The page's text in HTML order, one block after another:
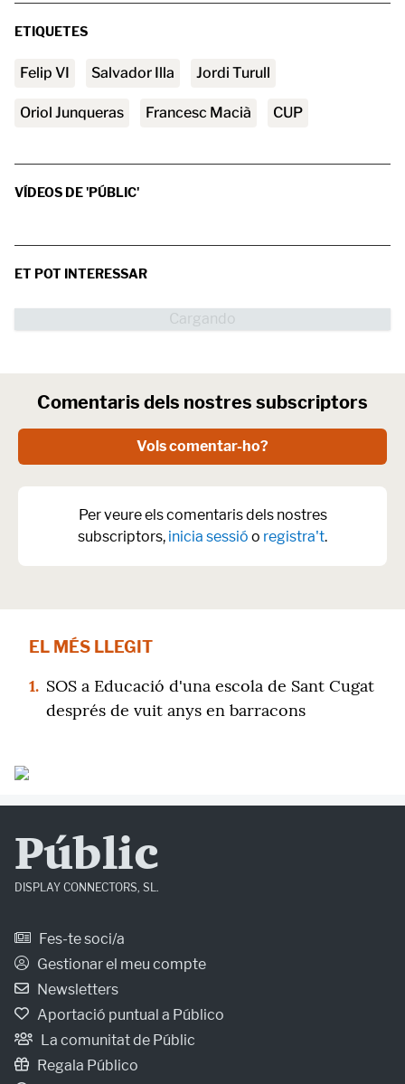
ETIQUETES
Felip VI Salvador Illa Jordi Turull
Oriol Junqueras Francesc Macià CUP
VÍDEOS DE 'PÚBLIC'
ET POT INTERESSAR
Comentaris dels nostres subscriptors
Vols comentar-ho?
Per veure els comentaris dels nostres
subscriptors, inicia sessió o registra't.
EL MÉS LLEGIT
1. SOS a Educació d'una escola de Sant Cugat
després de vuit anys en barracons
Públic
DISPLAY CONNECTORS, SL.
Fes-te soci/a
Gestionar el meu compte
Newsletters
Aportació puntual a Público
La comunitat de Públic
Regala Público